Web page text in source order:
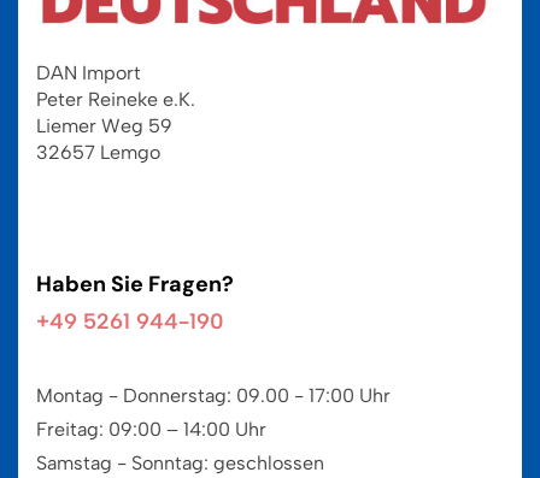
DAN Import
Peter Reineke e.K.
Liemer Weg 59
32657 Lemgo
Haben Sie Fragen?
+49 5261 944-190
Montag - Donnerstag: 09.00 - 17:00 Uhr
Freitag: 09:00 – 14:00 Uhr
Samstag - Sonntag: geschlossen